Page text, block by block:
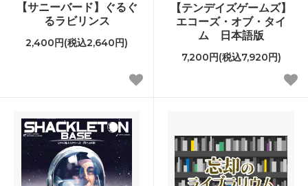
【サニーバード】ぐるぐ
るラビリンス
2,400円(税込2,640円)
【テンデイズゲームズ】
エコーズ・オブ・タイ
ム 日本語版
7,200円(税込7,920円)